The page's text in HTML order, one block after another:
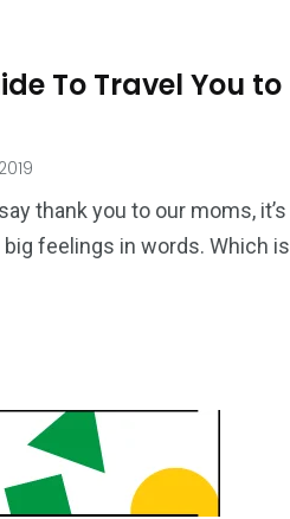
To Travel You to
thank you to our moms, it’s
feelings in words. Which is
Yomadic